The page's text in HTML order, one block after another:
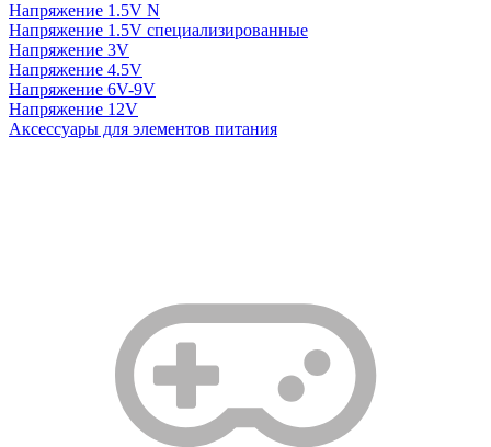
Напряжение 1.5V N
Напряжение 1.5V специализированные
Напряжение 3V
Напряжение 4.5V
Напряжение 6V-9V
Напряжение 12V
Аксессуары для элементов питания